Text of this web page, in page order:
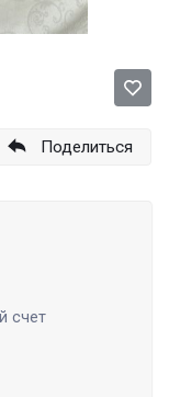
Поделиться
счет